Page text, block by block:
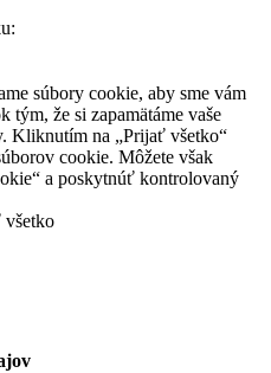
súbory cookie, aby sme vám
tým, že si zapamätáme vaše
Kliknutím na „Prijať všetko“
cookie. Môžete však
a poskytnúť kontrolovaný